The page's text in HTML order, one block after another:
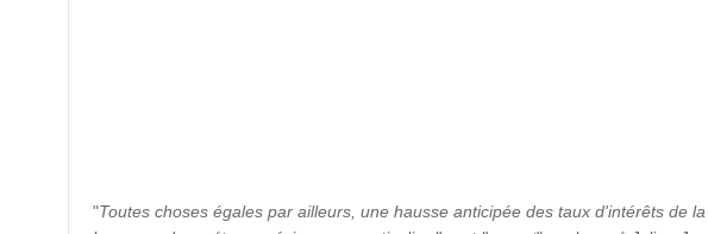
"Toutes choses égales par ailleurs, une hausse anticipée des taux d'intérêts de